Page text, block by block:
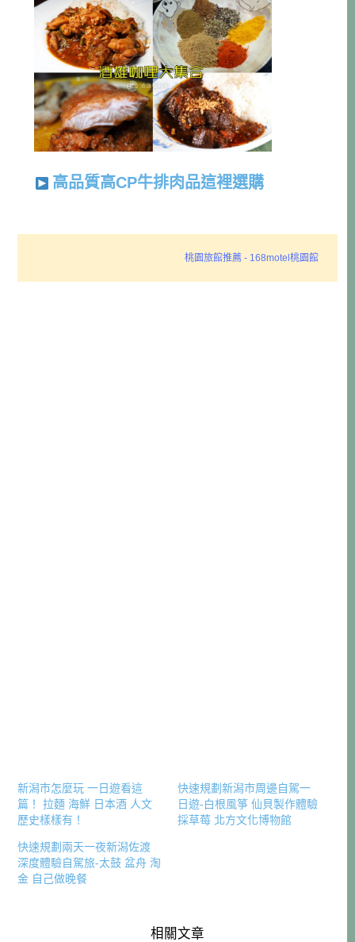
高品質高CP牛排肉品這裡選購
桃園旅館推薦 - 168motel桃園館
新潟市怎麼玩 一日遊看這
篇！ 拉麵 海鮮 日本酒 人文
歷史樣樣有！
快速規劃新潟市周邊自駕一
日遊-白根風箏 仙貝製作體驗
採草莓 北方文化博物館
快速規劃兩天一夜新潟佐渡
深度體驗自駕旅-太鼓 盆舟 淘
金 自己做晚餐
相關文章